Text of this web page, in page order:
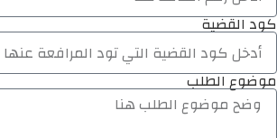
كود القضية
موضوع الطلب